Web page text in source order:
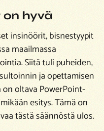
on hyvä
insinöörit, bisnestyypit
maailmassa
Siitä tuli puheiden,
ja opettamisen
oltava PowerPoint-
esitys. Tämä on
tästä säännöstä ulos.